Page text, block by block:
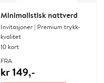
Minimalistisk nattverd
Invitasjoner | Premium trykk-
kvalitet
10 kort
FRA
kr 149,-